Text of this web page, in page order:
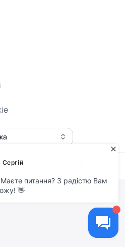
Всі права захищені